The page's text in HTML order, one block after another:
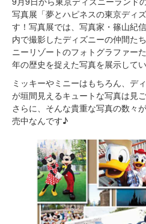
写真展「夢とハピネスの東京ディ
す！写真展では、写真家・篠山紀
内で撮影したディズニーの仲間た
ニーリゾートのフォトグラファー
年の歴史を捉えた写真を展示して
ミッキーやミニーはもちろん、デ
が垣間見えるキュートな写真は見
さらに、そんな貴重な写真の数々
売中なんです♪